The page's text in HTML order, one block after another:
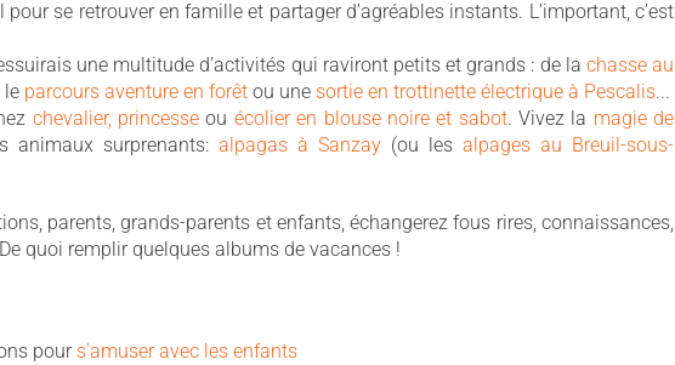
se retrouver en famille et partager d’agréables instants. L’important, c’est
une multitude d’activités qui raviront petits et grands : de la chasse au
le parcours aventure en forêt ou une sortie en trottinette électrique à Pescalis...
chevalier, princesse ou écolier en blouse noire et sabot. Vivez la magie de
animaux surprenants: alpagas à Sanzay (ou les alpages au Breuil-sous-
parents, grands-parents et enfants, échangerez fous rires, connaissances,
quoi remplir quelques albums de vacances !
pour s'amuser avec les enfants